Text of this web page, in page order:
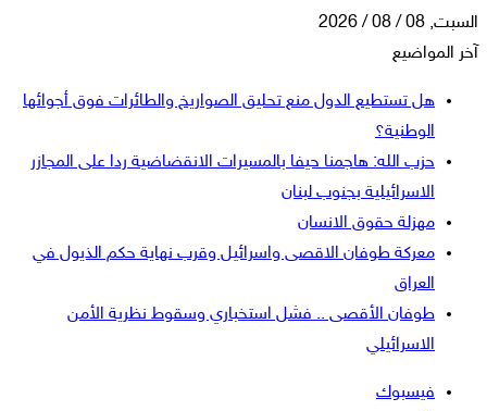
السبت, 08 / 08 / 2026
آخر المواضيع
هل تستطيع الدول منع تحليق الصواريخ والطائرات فوق أجوائها
الوطنية؟
حزب الله: هاجمنا حيفا بالمسيرات الانقضاضية ردا على المجازر
الاسرائيلية بجنوب لبنان
مهزلة حقوق الانسان
معركة طوفان الاقصى واسرائيل وقرب نهاية حكم الذيول في
العراق
طوفان الأقصى .. فشل استخباري وسقوط نظرية الأمن
الاسرائيلي
فيسبوك